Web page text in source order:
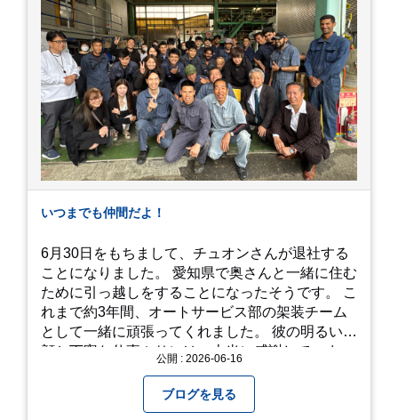
れているので、アジサイの中に囲まれるような感
覚で散策を楽しめます。 写真好きにはたまらない
「フォトジェニック」な景色 あじさい屋敷は、ど
こを切り取っても絵になる場所ばかり。 高い場所
からの眺望: 敷地が高い位置にあるため、あじさ
い越しに広がる茂原の景色を一望できます。 小道
での撮影: アジサイの小道を歩いている後ろ姿
は、とても幻想的で素敵な写真になりますよ。 梅
雨の季節特有の「しっとりと濡れたアジサイ」も
素敵ですし、晴れた日の「キラキラした光を浴び
たアジサイ」も最高です。ぜひカメラを持って出
やすい靴で: 山の斜面を利用した農園ですので、
歩き慣れた靴で行くのが安心です。 雨対策: 雨上
がりは足元が少し滑りやすくなることがありま
す。タオルや雨具を用意しておくと安心ですね。
開花時期のチェック: その年の気候によって見頃
が少し前後します。出かける前に必ず公式情報や
SNSで見頃を確認しましょう！ おわりに 梅雨の
時期を「我慢する期間」から「お出かけを楽しむ
期間」に変えてくれる、そんな素敵な場所です。
いつまでも仲間だよ！
6月30日をもちまして、チュオンさんが退社する
ことになりました。 愛知県で奥さんと一緒に住む
ために引っ越しをすることになったそうです。 こ
れまで約3年間、オートサービス部の架装チーム
として一緒に頑張ってくれました。 彼の明るい笑
顔と丁寧な仕事ぶりには、本当に感謝していま
撮影した記念写真を添付します。 チュオンさんの
今後のご活躍と新しいスタートを、みんなで応援
公開 : 2026-06-16
ブログを見る